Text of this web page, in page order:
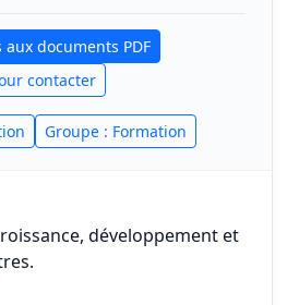
documents PDF
contacter
Groupe : Formation
développement et